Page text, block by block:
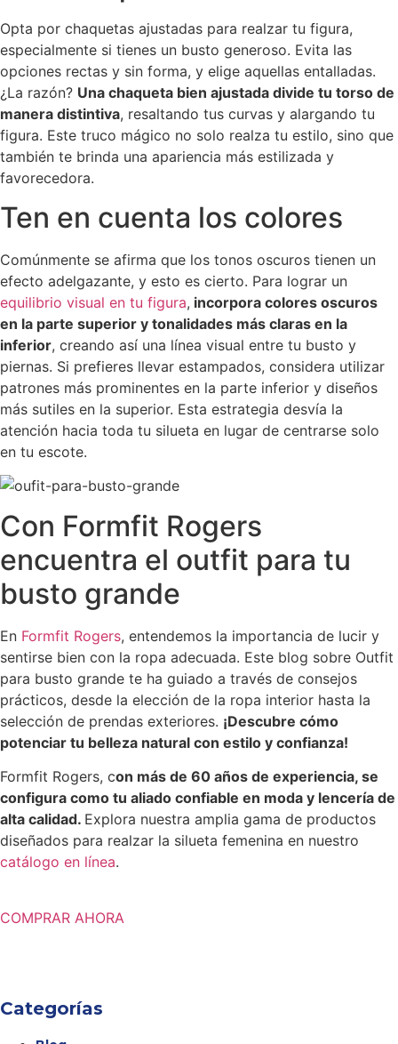
Opta por chaquetas ajustadas para realzar tu figura,
especialmente si tienes un busto generoso. Evita las
opciones rectas y sin forma, y elige aquellas entalladas.
¿La razón? Una chaqueta bien ajustada divide tu torso de
manera distintiva, resaltando tus curvas y alargando tu
figura. Este truco mágico no solo realza tu estilo, sino que
también te brinda una apariencia más estilizada y
favorecedora.
Ten en cuenta los colores
Comúnmente se afirma que los tonos oscuros tienen un
efecto adelgazante, y esto es cierto. Para lograr un
equilibrio visual en tu figura, incorpora colores oscuros
en la parte superior y tonalidades más claras en la
inferior, creando así una línea visual entre tu busto y
piernas. Si prefieres llevar estampados, considera utilizar
patrones más prominentes en la parte inferior y diseños
más sutiles en la superior. Esta estrategia desvía la
atención hacia toda tu silueta en lugar de centrarse solo
en tu escote.
Con Formfit Rogers
encuentra el outfit para tu
busto grande
En Formfit Rogers, entendemos la importancia de lucir y
sentirse bien con la ropa adecuada. Este blog sobre Outfit
para busto grande te ha guiado a través de consejos
prácticos, desde la elección de la ropa interior hasta la
selección de prendas exteriores. ¡Descubre cómo
potenciar tu belleza natural con estilo y confianza!
Formfit Rogers, con más de 60 años de experiencia, se
configura como tu aliado confiable en moda y lencería de
alta calidad. Explora nuestra amplia gama de productos
diseñados para realzar la silueta femenina en nuestro
catálogo en línea.
COMPRAR AHORA
Categorías